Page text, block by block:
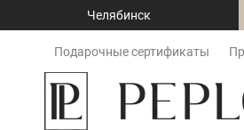
Челябинск
Подарочные сертификаты